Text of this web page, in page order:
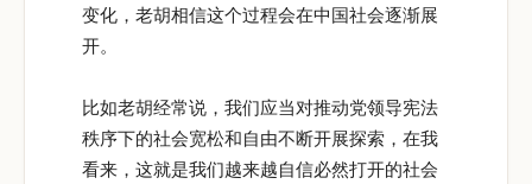
变化，老胡相信这个过程会在中国社会逐渐展
开。
比如老胡经常说，我们应当对推动党领导宪法
秩序下的社会宽松和自由不断开展探索，在我
看来，这就是我们越来越自信必然打开的社会